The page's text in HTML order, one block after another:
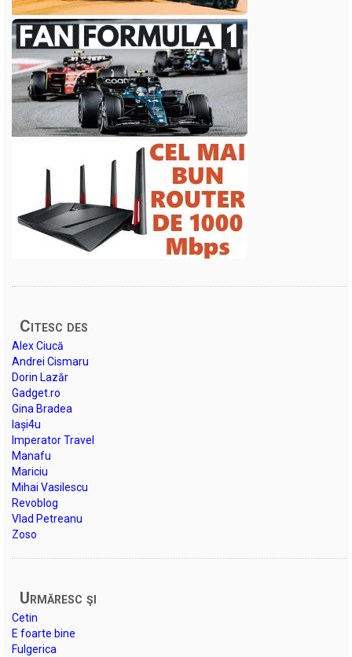
Citesc des
Alex Ciucă
Andrei Cismaru
Dorin Lazăr
Gadget.ro
Gina Bradea
Iași4u
Imperator Travel
Manafu
Mariciu
Mihai Vasilescu
Revoblog
Vlad Petreanu
Zoso
Urmăresc şi
Cetin
E foarte bine
Fulgerica